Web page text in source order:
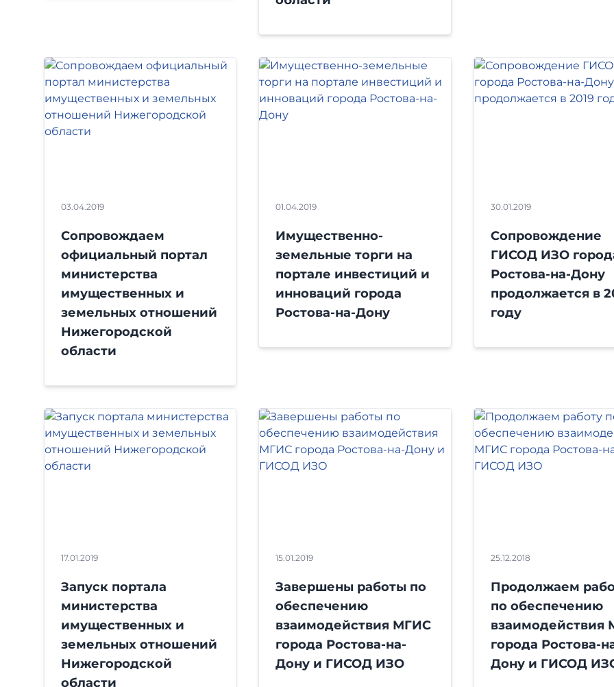
03.04.2019
Сопровождаем
официальный портал
министерства
имущественных и
земельных отношений
Нижегородской
области
01.04.2019
Имущественно-
земельные торги на
портале инвестиций и
инноваций города
Ростова-на-Дону
30.01.2019
Сопровождение
ГИСОД ИЗО
Ростова-на-Дону
продолжается в
году
17.01.2019
Запуск портала
министерства
имущественных и
земельных отношений
Нижегородской
области
15.01.2019
Завершены работы по
обеспечению
взаимодействия МГИС
города Ростова-на-
Дону и ГИСОД ИЗО
25.12.2018
Продолжаем
по обеспечению
взаимодействия
города Ростова-
Дону и ГИСОД